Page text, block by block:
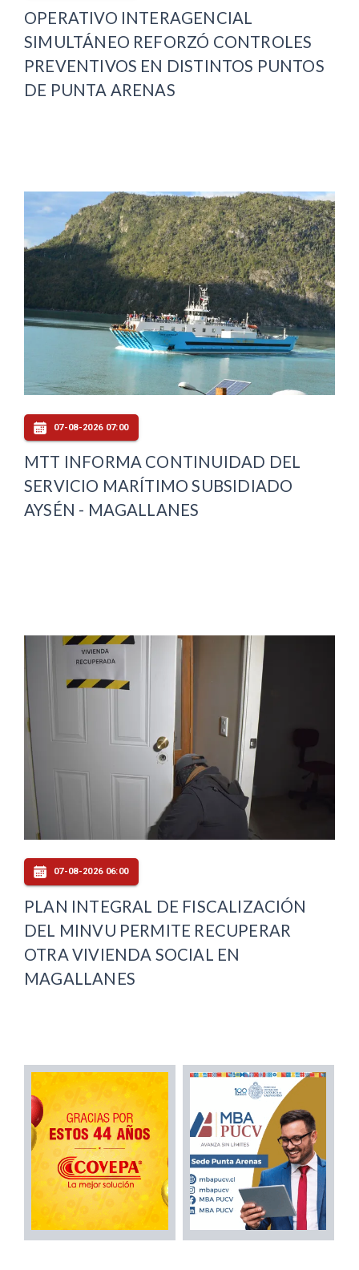
OPERATIVO INTERAGENCIAL
SIMULTÁNEO REFORZÓ CONTROLES
PREVENTIVOS EN DISTINTOS PUNTOS
DE PUNTA ARENAS
07-08-2026 07:00
MTT INFORMA CONTINUIDAD DEL
SERVICIO MARÍTIMO SUBSIDIADO
AYSÉN - MAGALLANES
07-08-2026 06:00
PLAN INTEGRAL DE FISCALIZACIÓN
DEL MINVU PERMITE RECUPERAR
OTRA VIVIENDA SOCIAL EN
MAGALLANES